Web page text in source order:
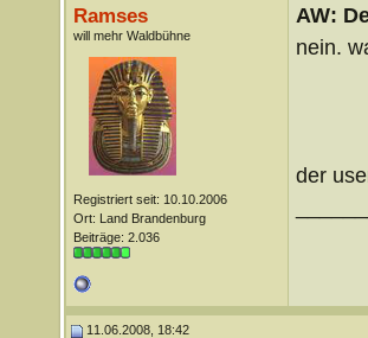
Ramses
will mehr Waldbühne
Registriert seit: 10.10.2006
Ort: Land Brandenburg
Beiträge: 2.036
AW:
nein.
der
11.06.2008, 18:42